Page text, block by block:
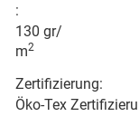
:
130 gr/
m2
Zertifizierung:
Öko-Tex